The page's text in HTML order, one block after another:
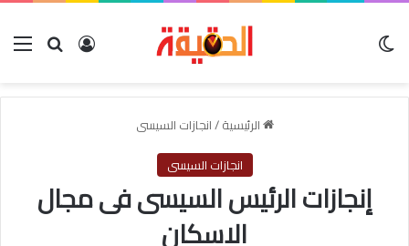
بحث عنتسجيل
الرئيسية/انجازات السيسى
انجازات السيسى
إنجازات الرئيس السيسى فى مجال
الاسكان